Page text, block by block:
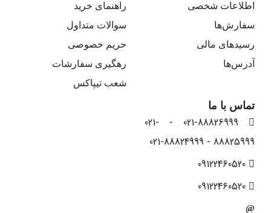
اطلاعات شخصی
سفارش‌ها
رسیدهای مالی
آدرس‌ها
راهنمای خرید
سوالات متداول
حریم خصوصی
رهگیری سفارشات
شعب تیپاکس
تماس با ما
021-88826999 - 021-
88825999 - 021-88824999